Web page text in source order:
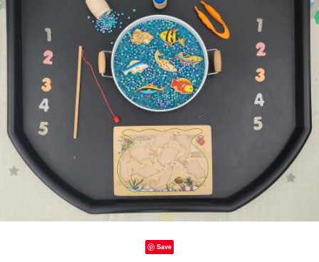
Save